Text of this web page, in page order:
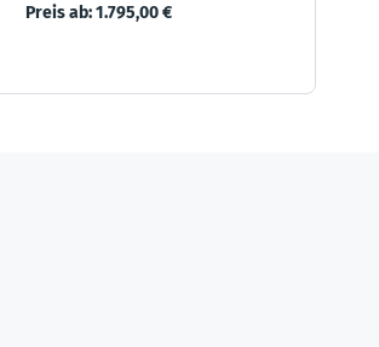
Preis ab:1.795,00 €